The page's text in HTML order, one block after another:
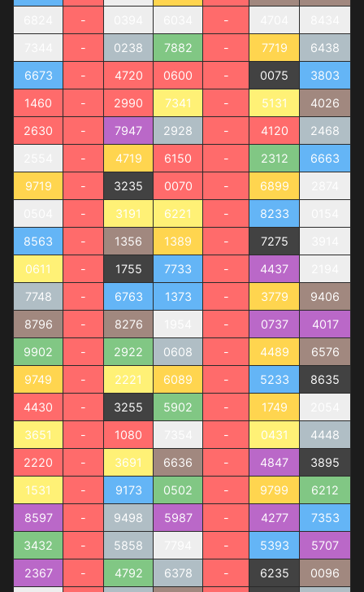
- -
- 0238 7882 - 7719
6438
6673
- 4720 0600 - 0075
3803
1460
- 2990 7341 - 5131
4026
2630
- 7947 2928 - 4120
2468
- 4719 6150 - 2312
6663
9719
- 3235 0070 - 6899
- 3191 6221 - 8233
8563
- 1356 1389 - 7275
0611
- 1755 7733 - 4437
7748
- 6763 1373 - 3779
9406
8796
- 8276 - 0737
4017
9902
- 2922 0608 - 4489
6576
9749
- 2221 6089 - 5233
8635
4430
- 3255 5902 - 1749
3651
- 1080 - 0431
4448
2220
- 3691 6636 - 4847
3895
1531
- 9173 0502 - 9799
6212
8597
- 9498 5987 - 4277
7353
3432
- 5858 - 5393
5707
2367
- 4792 6378 - 6235
0096